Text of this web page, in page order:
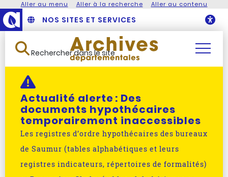
Aller au menu Aller à la recherche Aller au contenu
NOS SITES ET SERVICES
Rechercher dans le site
Actualité alerte : Des
documents hypothécaires
temporairement inaccessibles
Les registres d’ordre hypothécaires des bureaux
de Saumur (tables alphabétiques et leurs
registres indicateurs, répertoires de formalités)